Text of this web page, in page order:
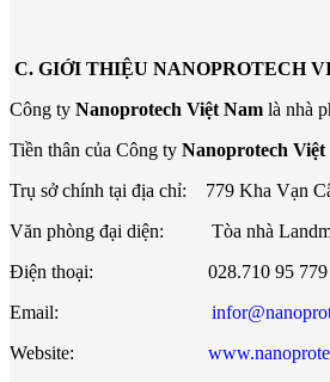
C. GIỚI THIỆU NANOPROTECH
Công ty Nanoprotech Việt Nam là nhà
Tiền thân của Công ty Nanoprotech Việt
Trụ sở chính tại địa chỉ: 779 Kha Vạn
Văn phòng đại diện: Tòa nhà
Điện thoại: 028.710 95 779 –
Email:
Website: